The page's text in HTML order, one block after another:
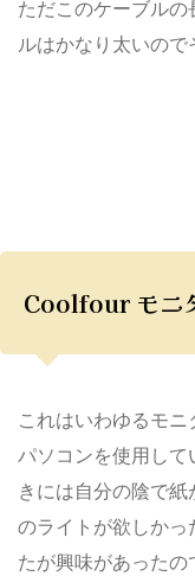
ただこのケーブル
ルはかなり太いの
Coolfour モニ
これはいわゆるモニ
パソコンを使用し
きには自分の陰で
のライトが欲しか
たが興味があった